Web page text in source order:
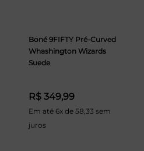
Boné 9FIFTY Pré-Curved
Whashington Wizards
Suede
R$ 349,99
Em até 6x de 58,33 sem
juros